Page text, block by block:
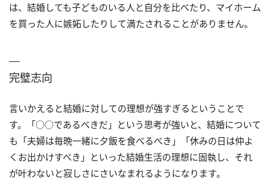
は、結婚しても子どものいる人と自分を比べたり、マイホーム
を買った人に嫉妬したりして満たされることがありません。
完璧志向
言いかえると結婚に対しての理想が強すぎるということで
す。「○○であるべきだ」という思考が強いと、結婚について
も「夫婦は毎晩一緒に夕飯を食べるべき」「休みの日は仲よ
くお出かけすべき」といった結婚生活の理想に固執し、それ
が叶わないと寂しさにさいなまれるようになります。